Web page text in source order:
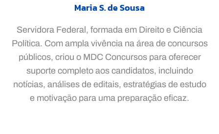
Maria S. de Sousa
Servidora Federal, formada em Direito e Ciência
Política. Com ampla vivência na área de concursos
públicos, criou o MDC Concursos para oferecer
suporte completo aos candidatos, incluindo
notícias, análises de editais, estratégias de estudo
e motivação para uma preparação eficaz.